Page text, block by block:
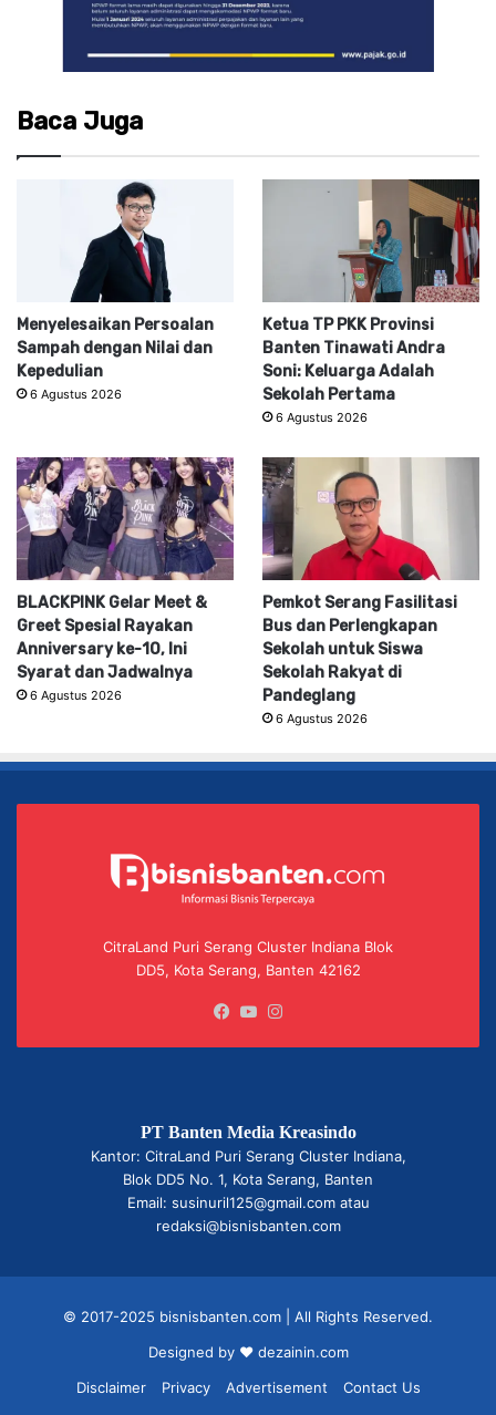
Baca Juga
Menyelesaikan Persoalan
Sampah dengan Nilai dan
Kepedulian
6 Agustus 2026
Ketua TP PKK Provinsi
Banten Tinawati Andra
Soni: Keluarga Adalah
Sekolah Pertama
6 Agustus 2026
BLACKPINK Gelar Meet &
Greet Spesial Rayakan
Anniversary ke-10, Ini
Syarat dan Jadwalnya
6 Agustus 2026
Pemkot Serang Fasilitasi
Bus dan Perlengkapan
Sekolah untuk Siswa
Sekolah Rakyat di
Pandeglang
6 Agustus 2026
CitraLand Puri Serang Cluster Indiana Blok
DD5, Kota Serang, Banten 42162
Facebook
YouTube
PT Banten Media Kreasindo
Kantor: CitraLand Puri Serang Cluster Indiana,
Blok DD5 No. 1, Kota Serang, Banten
Email: susinuril125@gmail.com atau
redaksi@bisnisbanten.com
© 2017-2025 bisnisbanten.com | All Rights Reserved.
Designed by ❤ dezainin.com
Disclaimer
Privacy Advertisement Contact Us